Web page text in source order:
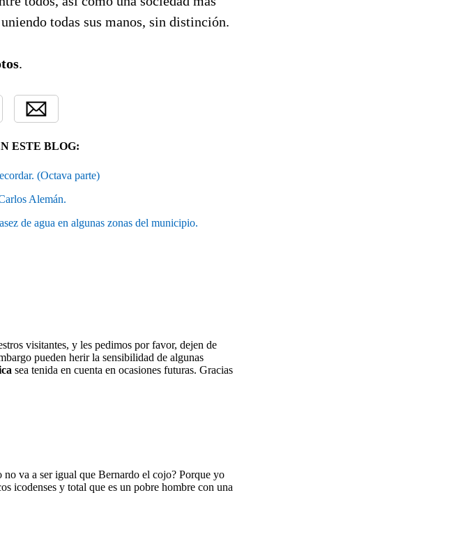
todas sus manos, sin distinción.
.
ESTE BLOG:
(Octava parte)
Alemán.
de agua en algunas zonas del municipio.
visitantes, y les pedimos por favor, dejen de
pueden herir la sensibilidad de algunas
sea tenida en cuenta en ocasiones futuras. Gracias
no va a ser igual que Bernardo el cojo? Porque yo
icodenses y total que es un pobre hombre con una